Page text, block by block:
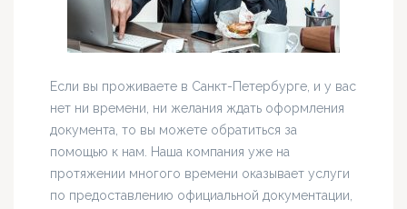
Если вы проживаете в Санкт-Петербурге, и у вас
нет ни времени, ни желания ждать оформления
документа, то вы можете обратиться за
помощью к нам. Наша компания уже на
протяжении многого времени оказывает услуги
по предоставлению официальной документации,